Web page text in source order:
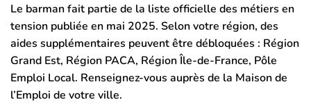
Le barman fait partie de la liste officielle des métiers en
tension publiée en mai 2025. Selon votre région, des
aides supplémentaires peuvent être débloquées : Région
Grand Est, Région PACA, Région Île-de-France, Pôle
Emploi Local. Renseignez-vous auprès de la Maison de
l’Emploi de votre ville.